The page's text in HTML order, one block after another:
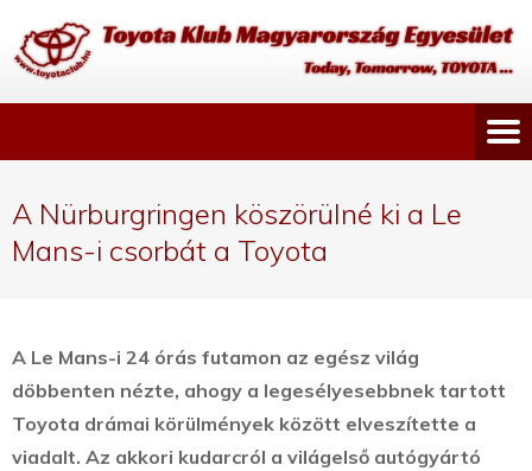
A Nürburgringen köszörülné ki a Le
Mans-i csorbát a Toyota
A Le Mans-i 24 órás futamon az egész világ
döbbenten nézte, ahogy a legesélyesebbnek tartott
Toyota drámai körülmények között elveszítette a
viadalt. Az akkori kudarcról a világelső autógyártó